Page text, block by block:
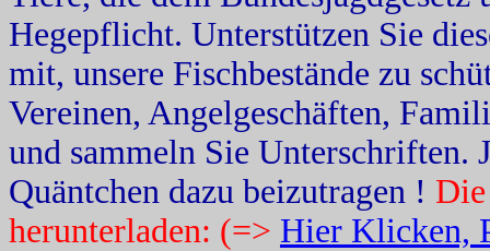
Hegepflicht. Unterstützen Sie
mit, unsere Fischbestände zu
Vereinen, Angelgeschäften,
und sammeln Sie Unterschriften.
Quäntchen dazu beizutragen !
herunterladen: (=> Hier Klicken,